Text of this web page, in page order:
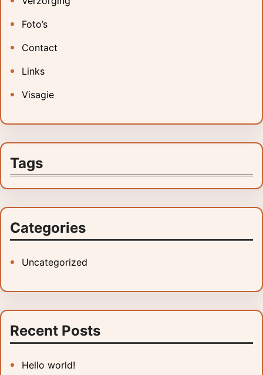
Foto’s
Contact
Links
Visagie
Tags
Categories
Uncategorized
Recent Posts
Hello world!